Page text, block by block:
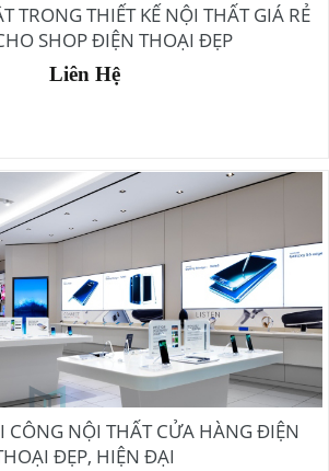
TRONG THIẾT KẾ NỘI THẤT GIÁ RẺ
SHOP ĐIỆN THOẠI ĐẸP
Liên Hệ
CÔNG NỘI THẤT CỬA HÀNG ĐIỆN
ĐẸP, HIỆN ĐẠI